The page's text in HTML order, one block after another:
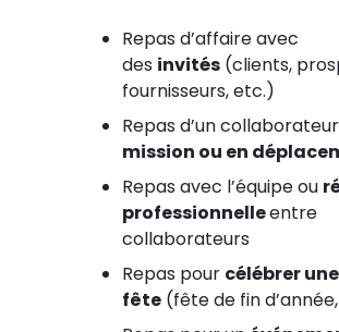
Repas d’affaire avec
des invités(clients,
fournisseurs, etc.)
Repas d’un collaborateur
mission ou en
Repas avec l’équipe ou
professionnelleentre
collaborateurs
Repas pour célébrer une
fête(fête de fin